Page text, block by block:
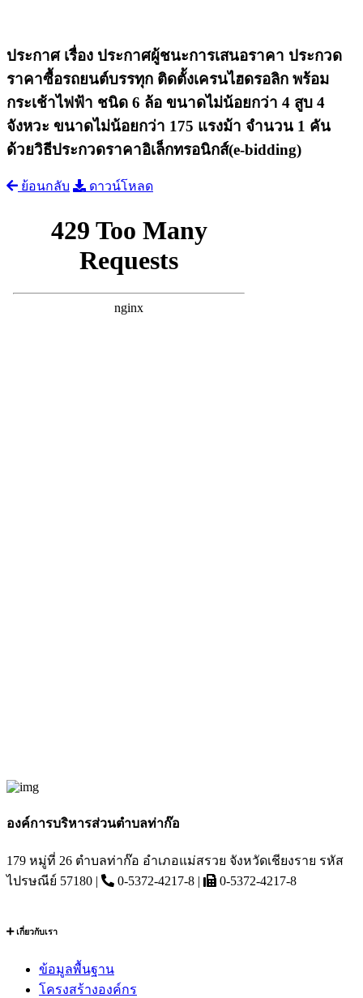
ประกาศ เรื่อง ประกาศผู้ชนะการเสนอราคา ประกวด
ราคาซื้อรถยนต์บรรทุก ติดตั้งเครนไฮดรอลิก พร้อม
กระเช้าไฟฟ้า ชนิด 6 ล้อ ขนาดไม่น้อยกว่า 4 สูบ 4
จังหวะ ขนาดไม่น้อยกว่า 175 แรงม้า จำนวน 1 คัน
ด้วยวิธีประกวดราคาอิเล็กทรอนิกส์(e-bidding)
ย้อนกลับ ดาวน์โหลด
องค์การบริหารส่วนตำบลท่าก๊อ
179 หมู่ที่ 26 ตำบลท่าก๊อ อำเภอแม่สรวย จังหวัดเชียงราย รหัส
ไปรษณีย์ 57180 |
0-5372-4217-8 | 0-5372-4217-8
เกี่ยวกับเรา
ข้อมูลพื้นฐาน
โครงสร้างองค์กร